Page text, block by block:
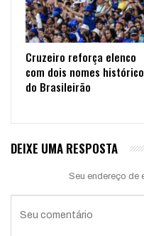
Cruzeiro reforça elenco
com dois nomes
do Brasileirão
DEIXE UMA RESPOSTA
Seu endereço de